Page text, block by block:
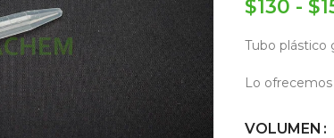
$130 - $
Tubo plástico
Lo ofrecemos
VOLUMEN